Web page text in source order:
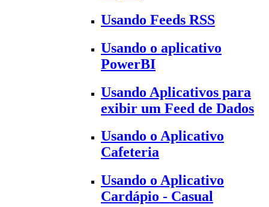
Usando Feeds RSS
Usando o aplicativo
PowerBI
Usando Aplicativos para
exibir um Feed de Dados
Usando o Aplicativo
Cafeteria
Usando o Aplicativo
Cardápio - Casual